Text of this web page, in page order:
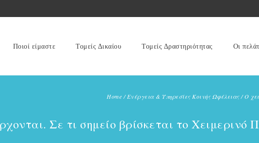
Ποιοί είμαστε Τομείς Δικαίου Τομείς Δραστηριότητας Οι
Home /Ενέργεια & Υπηρεσίες Κοινής Ωφέλειας/Ο
Σε τι σημείο βρίσκεται το Χειμερινό